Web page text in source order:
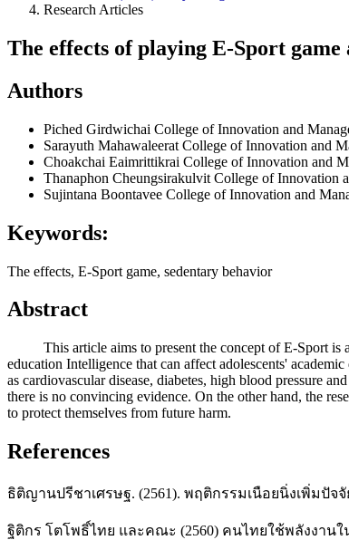
Research Articles
The effects of playing E-Sport
Authors
Piched Girdwichai College of Innovation and
Sarayuth Mahawaleerat College of Innovation and
Choakchai Eaimrittikrai College of Innovation and
Thanaphon Cheungsirakulvit College of Innovation
Sujintana Boontavee College of Innovation and
Keywords:
The effects, E-Sport game, sedentary behavior
Abstract
This article aims to present the concept of E-Sport is a
education Intelligence that can affect adolescents'
as cardiovascular disease, diabetes, high blood pressure
there is no convincing evidence. On the other hand, the
to protect themselves from future harm.
References
ธิติญานปรีชาเศรษฐ. (2561). พฤติกรรมเนือยนิ่งเพิ่มปัจจัย
ฐิติกร โตโพธิ์ไทย และคณะ (2560) คนไทยใช้พลังงาน